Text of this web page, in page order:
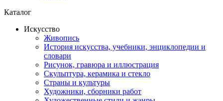
Каталог
Искусство
Живопись
История искусства, учебники, энциклопедии и
словари
Рисунок, гравюра и иллюстрация
Скульптура, керамика и стекло
Страны и культуры
Художники, сборники работ